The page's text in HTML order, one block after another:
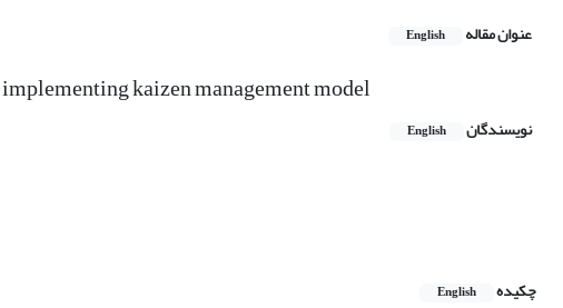
عنوان مقاله English
kaizen management model
نویسندگان English
چکیده
English